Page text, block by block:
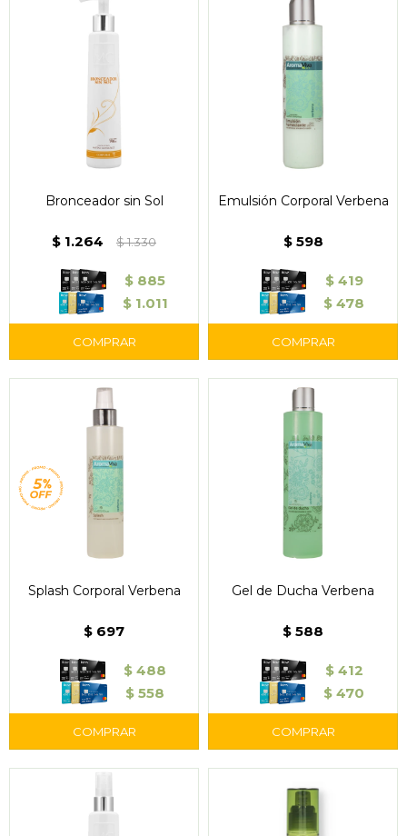
Bronceador sin Sol
$ 1.264 $1.330
$ 885
$ 1.011
Emulsión Corporal Verbena
$ 598
$ 419
$ 478
Splash Corporal Verbena
$ 697
$ 488
$ 558
Gel de Ducha Verbena
$ 588
$ 412
$ 470